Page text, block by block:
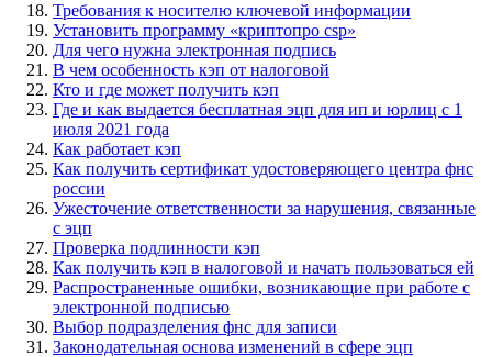
Требования к носителю ключевой информации
Установить программу «криптопро csp»
Для чего нужна электронная подпись
В чем особенность кэп от налоговой
Кто и где может получить кэп
Где и как выдается бесплатная эцп для ип и юрлиц с 1
июля 2021 года
Как работает кэп
Как получить сертификат удостоверяющего центра фнс
россии
Ужесточение ответственности за нарушения, связанные
с эцп
Проверка подлинности кэп
Как получить кэп в налоговой и начать пользоваться ей
Распространенные ошибки, возникающие при работе с
электронной подписью
Выбор подразделения фнс для записи
Законодательная основа изменений в сфере эцп